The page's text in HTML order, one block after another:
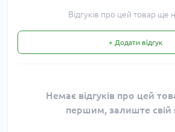
Відгуків про цей товар ще
+ Додати відгук
Немає відгуків про цей
першим, залиште свій